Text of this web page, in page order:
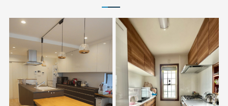
思いのままに
オーダーメイドリフォーム
介護福祉用具レンタル・販売
建築士による介護リフォーム